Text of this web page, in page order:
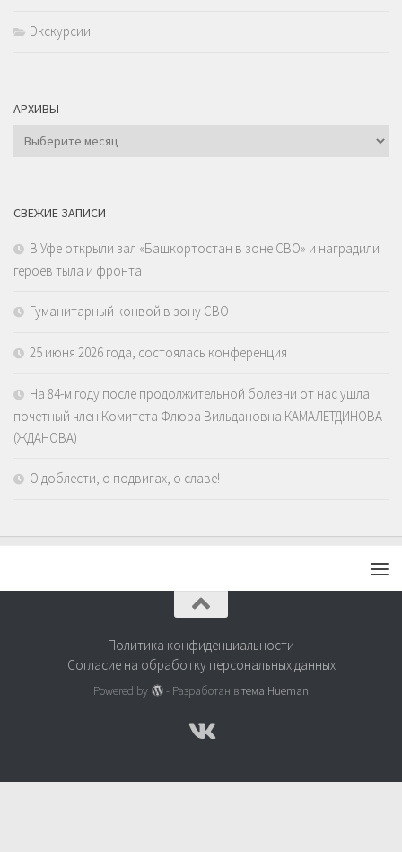
Экскурсии
АРХИВЫ
Архивы
СВЕЖИЕ ЗАПИСИ
В Уфе открыли зал «Башкортостан в зоне СВО» и наградили
героев тыла и фронта
Гуманитарный конвой в зону СВО
25 июня 2026 года, состоялась конференция
На 84-м году после продолжительной болезни от нас ушла
почетный член Комитета Флюра Вильдановна КАМАЛЕТДИНОВА
(ЖДАНОВА)
О доблести, о подвигах, о славе!
Политика конфиденциальности
Согласие на обработку персональных данных
Powered by - Разработан втема Hueman